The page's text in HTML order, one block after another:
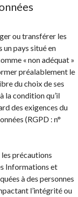
ou transférer les
pays situé en
« non adéquat »
préalablement le
du choix de ses
la condition qu’il
des exigences du
(RGPD : n°
précautions
Informations et
à des personnes
l’intégrité ou